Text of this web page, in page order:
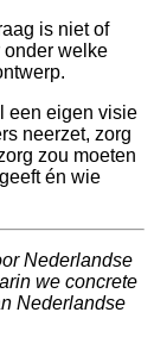
is niet of
onder welke
een eigen visie
neerzet, zorg
zou moeten
én wie
Nederlandse
we concrete
Nederlandse